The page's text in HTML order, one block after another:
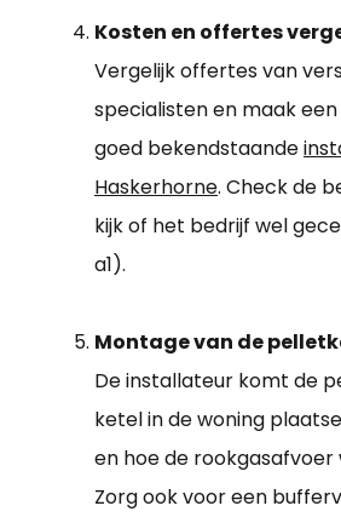
Kosten en offertes
Vergelijk offertes van
specialisten en maak
goed bekendstaande
Haskerhorne. Check de
kijk of het bedrijf wel
a1).
Montage van de
De installateur komt de
ketel in de woning
en hoe de
Zorg ook voor een